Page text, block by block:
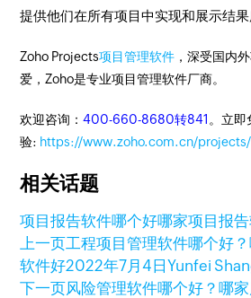
提供他们在所有项目中实现和展示结果
Zoho Projects项目管理软件 ，深受国内
爱，Zoho是专业项目管理软件厂商。
欢迎咨询：400-660-8680转841 。立即
验: https://www.zoho.com.cn/projects/
相关话题
项目报告软件哪个好哪家项目报
上一页工程项目管理软件哪个好
软件好2022年7月4日Yunfei
下一页风险管理软件哪个好？哪